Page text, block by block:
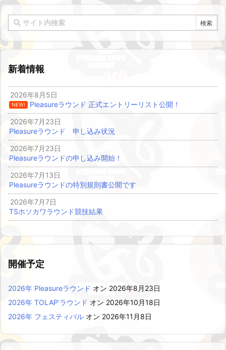
新着情報
2026年8月5日
NEW!
Pleasureラウンド 正式エントリーリスト公開！
2026年7月23日
Pleasureラウンド 申し込み状況
2026年7月23日
Pleasureラウンドの申し込み開始！
2026年7月13日
Pleasureラウンドの特別規則書公開です
2026年7月7日
TSホソカワラウンド競技結果
開催予定
2026年 Pleasureラウンド オン 2026年8月23日
2026年 TOLAP’ラウンド オン 2026年10月18日
2026年 フェスティバル オン 2026年11月8日